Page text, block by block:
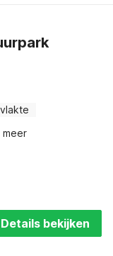
meer
Details bekijken